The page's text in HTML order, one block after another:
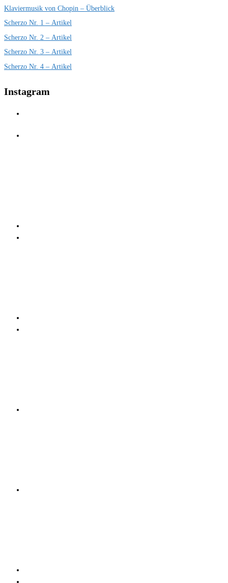
Klaviermusik von Chopin – Überblick
Scherzo Nr. 1 – Artikel
Scherzo Nr. 2 – Artikel
Scherzo Nr. 3 – Artikel
Scherzo Nr. 4 – Artikel
Instagram